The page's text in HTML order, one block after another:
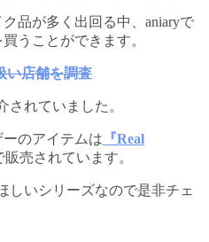
品が多く出回る中、aniaryで
うことができます。
い店舗を調査
されていました。
のアイテムは 『Real
売されています。
しいシリーズなので是非チェ